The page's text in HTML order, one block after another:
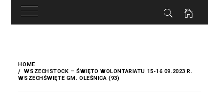
treści
content
HOME
WSZECHSTOCK – ŚWIĘTO WOLONTARIATU 15-16.09.2023 R.
WSZECHŚWIĘTE GM. OLEŚNICA (93)